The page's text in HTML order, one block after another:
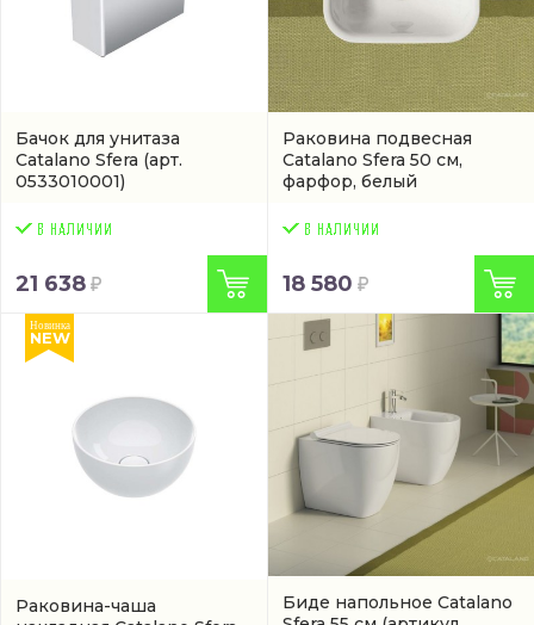
Бачок для унитаза
Catalano Sfera (арт.
0533010001)
21 638
Раковина подвесная
Catalano Sfera 50 см,
фарфор, белый
(0720501001 / 150BSF00)
18 580
Раковина-чаша
Новинка
NEW
Биде напольное Catalano